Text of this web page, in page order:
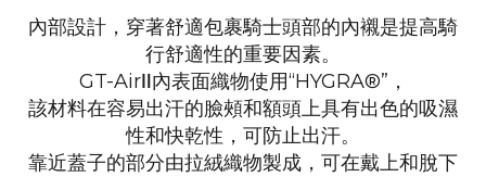
內部設計，穿著舒適包裹騎士頭部的內襯是提高騎
行舒適性的重要因素。
GT-AirⅡ內表面織物使用“HYGRA®”，
該材料在容易出汗的臉頰和額頭上具有出色的吸濕
性和快乾性， 可防止出汗。
靠近蓋子的部分由拉絨織物製成，可在戴上和脫下